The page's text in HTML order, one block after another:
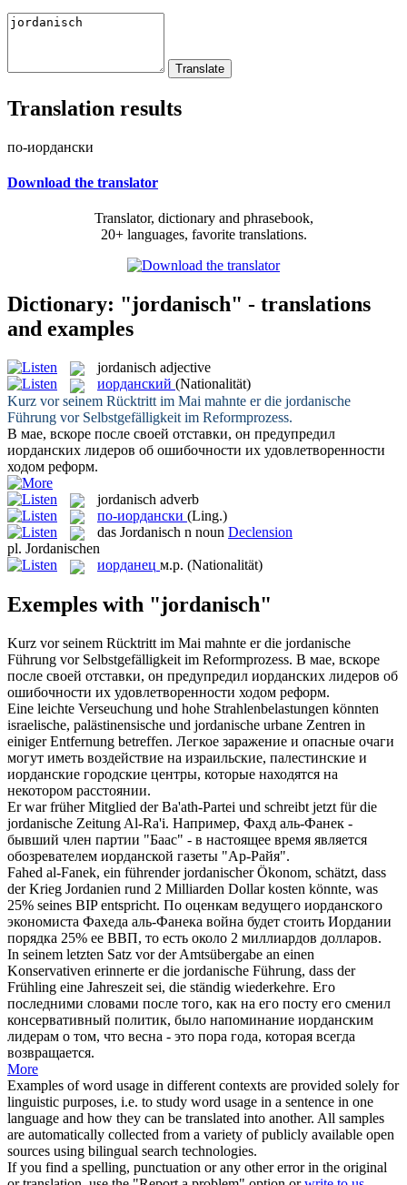
Translation results
по-иордански
Download the translator
Translator, dictionary and phrasebook,
20+ languages, favorite translations.
Dictionary: "jordanisch" - translations
and examples
jordanisch adjective
иорданский (Nationalität)
Kurz vor seinem Rücktritt im Mai mahnte er die jordanische
Führung vor Selbstgefälligkeit im Reformprozess.
В мае, вскоре после своей отставки, он предупредил
иорданских лидеров об ошибочности их удовлетворенности
ходом реформ.
jordanisch adverb
по-иордански (Ling.)
das Jordanisch n noun Declension
pl. Jordanischen
иорданец м.р. (Nationalität)
Exemples with "jordanisch"
Kurz vor seinem Rücktritt im Mai mahnte er die jordanische
Führung vor Selbstgefälligkeit im Reformprozess. В мае, вскоре
после своей отставки, он предупредил иорданских лидеров об
ошибочности их удовлетворенности ходом реформ.
Eine leichte Verseuchung und hohe Strahlenbelastungen könnten
israelische, palästinensische und jordanische urbane Zentren in
einiger Entfernung betreffen. Легкое заражение и опасные очаги
могут иметь воздействие на израильские, палестинские и
иорданские городские центры, которые находятся на
некотором расстоянии.
Er war früher Mitglied der Ba'ath-Partei und schreibt jetzt für die
jordanische Zeitung Al-Ra'i. Например, Фахд аль-Фанек -
бывший член партии "Баас" - в настоящее время является
обозревателем иорданской газеты "Ар-Райя".
Fahed al-Fanek, ein führenderjordanischerÖkonom, schätzt, dass
der Krieg Jordanien rund 2 Milliarden Dollar kosten könnte, was
25% seines BIP entspricht. По оценкам ведущего иорданского
экономиста Фахеда аль-Фанека война будет стоить Иордании
порядка 25% ее ВВП, то есть около 2 миллиардов долларов.
In seinem letzten Satz vor der Amtsübergabe an einen
Konservativen erinnerte er die jordanische Führung, dass der
Frühling eine Jahreszeit sei, die ständig wiederkehre. Его
последними словами после того, как на его посту его сменил
консервативный политик, было напоминание иорданским
лидерам о том, что весна - это пора года, которая всегда
возвращается.
More
Examples of word usage in different contexts are provided solely for
linguistic purposes, i.e. to study word usage in a sentence in one
language and how they can be translated into another. All samples
are automatically collected from a variety of publicly available open
sources using bilingual search technologies.
If you find a spelling, punctuation or any other error in the original